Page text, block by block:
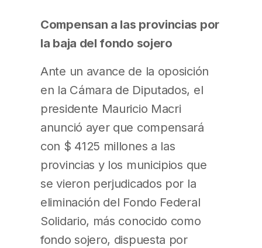
Compensan a las provincias por
la baja del fondo sojero
Ante un avance de la oposición
en la Cámara de Diputados, el
presidente Mauricio Macri
anunció ayer que compensará
con $ 4125 millones a las
provincias y los municipios que
se vieron perjudicados por la
eliminación del Fondo Federal
Solidario, más conocido como
fondo sojero, dispuesta por